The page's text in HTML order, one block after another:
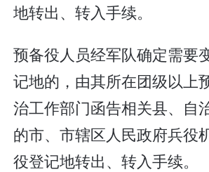
地转出、转入手续。
预备役人员经军队确定需要
记地的，由其所在团级以上
治工作部门函告相关县、自
的市、市辖区人民政府兵役
役登记地转出、转入手续。